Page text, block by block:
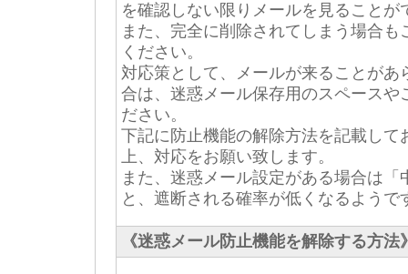
を確認しない限りメールを見ることが
また、完全に削除されてしまう場合
ください。
対応策として、メールが来ることがあ
合は、迷惑メール保存用のスペースや
ださい。
下記に防止機能の解除方法を記載して
上、対応をお願い致します。
また、迷惑メール設定がある場合は
と、遮断される確率が低くなるようで
《迷惑メール防止機能を解除する方法